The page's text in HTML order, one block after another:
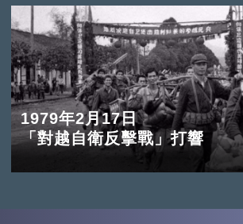
1979年2月17日
「對越自衛反擊戰」打響